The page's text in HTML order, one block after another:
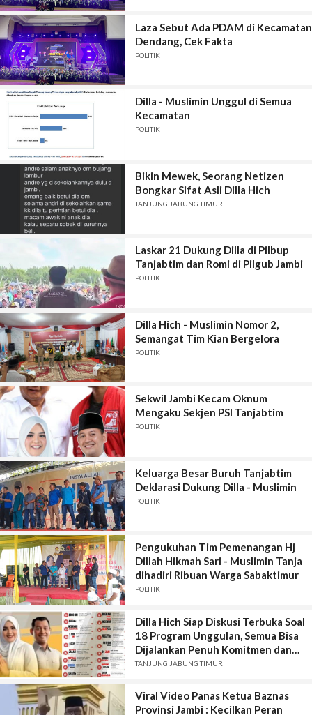
Laza Sebut Ada PDAM di Kecamatan
Dendang, Cek Fakta
POLITIK
Dilla - Muslimin Unggul di Semua
Kecamatan
POLITIK
Bikin Mewek, Seorang Netizen
Bongkar Sifat Asli Dilla Hich
TANJUNG JABUNG TIMUR
Laskar 21 Dukung Dilla di Pilbup
Tanjabtim dan Romi di Pilgub Jambi
POLITIK
Dilla Hich - Muslimin Nomor 2,
Semangat Tim Kian Bergelora
POLITIK
Sekwil Jambi Kecam Oknum
Mengaku Sekjen PSI Tanjabtim
POLITIK
Keluarga Besar Buruh Tanjabtim
Deklarasi Dukung Dilla - Muslimin
POLITIK
Pengukuhan Tim Pemenangan Hj
Dillah Hikmah Sari - Muslimin Tanja
dihadiri Ribuan Warga Sabaktimur
POLITIK
Dilla Hich Siap Diskusi Terbuka Soal
18 Program Unggulan, Semua Bisa
Dijalankan Penuh Komitmen dan
Tidak PHP
TANJUNG JABUNG TIMUR
Viral Video Panas Ketua Baznas
Provinsi Jambi : Kecilkan Peran